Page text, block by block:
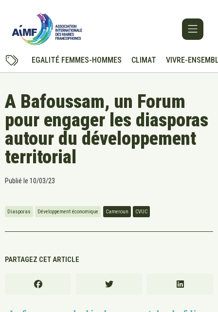
EGALITÉ FEMMES-HOMMES CLIMAT VIVRE-
A Bafoussam, un Forum
pour engager les diasporas
autour du développement
territorial
Publié le 10/03/23
Diasporas Développement économique Cameroun CVUC
PARTAGEZ CET ARTICLE